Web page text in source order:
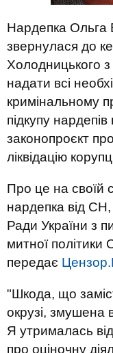
Нардепка Ольга
звернулася до
Холодницького
надати всі
кримінальному
підкупу
законопроєкт
ліквідацію
Про це на своїй
нардепка від
Ради України з
митної
передає
"Шкода, що
окрузі, змушена
Я утрималась
про оціночну